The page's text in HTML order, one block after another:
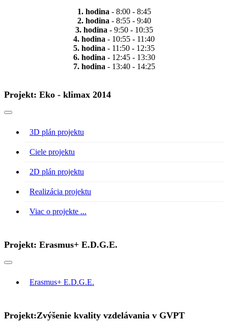
1. hodina - 8:00 - 8:45
2. hodina - 8:55 - 9:40
3. hodina - 9:50 - 10:35
4. hodina - 10:55 - 11:40
5. hodina - 11:50 - 12:35
6. hodina - 12:45 - 13:30
7. hodina - 13:40 - 14:25
Projekt: Eko - klimax 2014
3D plán projektu
Ciele projektu
2D plán projektu
Realizácia projektu
Viac o projekte ...
Projekt: Erasmus+ E.D.G.E.
Erasmus+ E.D.G.E.
Projekt:Zvýšenie kvality vzdelávania v GVPT